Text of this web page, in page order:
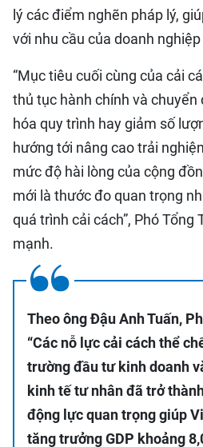
lý các điểm nghẽn pháp lý,
với nhu cầu của doanh
“Mục tiêu cuối cùng của cải
thủ tục hành chính và chuyển
hóa quy trình hay giảm số
hướng tới nâng cao trải
mức độ hài lòng của cộng
mới là thước đo quan trọng
quá trình cải cách”, Phó Tổng
mạnh.
Theo ông Đậu Anh Tuấn,
“Các nỗ lực cải cách thể
trường đầu tư kinh doanh
kinh tế tư nhân đã trở
động lực quan trọng giúp
tăng trưởng GDP khoảng